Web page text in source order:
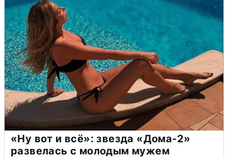
«Ну вот и всё»: звезда «Дома-2»
развелась с молодым мужем